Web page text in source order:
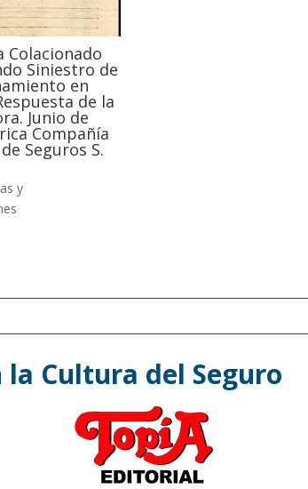
Colacionado
Siniestro de
en
de la
Junio de
Compañía
Seguros S.
y
Cultura del Seguro